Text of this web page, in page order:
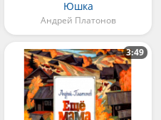
Юшка
Андрей Платонов
3:49